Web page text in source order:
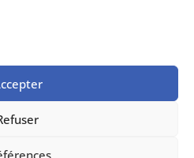
Propos Utiles est
une publication
de vente